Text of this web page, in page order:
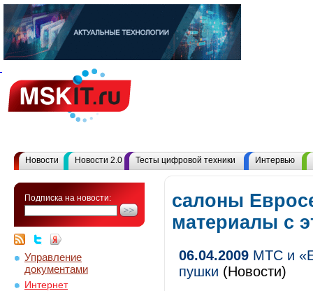
Новости Новости 2.0 Тесты цифровой техники Интервью
Подписка на новости:
Управление
документами
Интернет
салоны
материалы с
06.04.2009 МТС и
пушки (Новости)